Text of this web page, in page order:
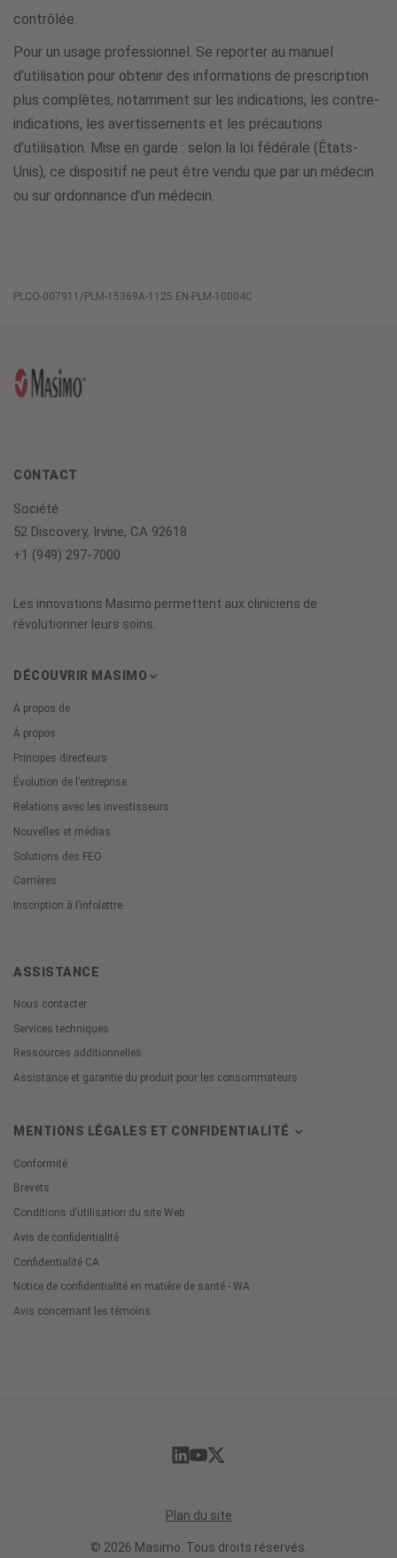
contrôlée.
Pour un usage professionnel. Se reporter au manuel
d’utilisation pour obtenir des informations de prescription
plus complètes, notamment sur les indications, les contre-
indications, les avertissements et les précautions
d’utilisation. Mise en garde : selon la loi fédérale (États-
Unis), ce dispositif ne peut être vendu que par un médecin
ou sur ordonnance d’un médecin.
PLCO-007911/PLM-15369A-1125 EN-PLM-10004C
CONTACT
Société
52 Discovery, Irvine, CA 92618
+1 (949) 297-7000
Les innovations Masimo permettent aux cliniciens de
révolutionner leurs soins.
DÉCOUVRIR MASIMO
À propos de
À propos
Principes directeurs
Évolution de l’entreprise
Relations avec les investisseurs
Nouvelles et médias
Solutions des FEO
Carrières
Inscription à l’infolettre
ASSISTANCE
Nous contacter
Services techniques
Ressources additionnelles
Assistance et garantie du produit pour les consommateurs
MENTIONS LÉGALES ET CONFIDENTIALITÉ
Conformité
Brevets
Conditions d’utilisation du site Web
Avis de confidentialité
Confidentialité CA
Notice de confidentialité en matière de santé - WA
Avis concernant les témoins
Plan du site
© 2026 Masimo. Tous droits réservés.